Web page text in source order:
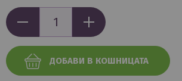
ДОБАВИ В КОШНИЦАТА